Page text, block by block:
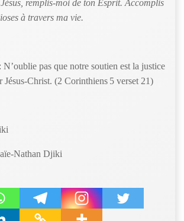
remplis-moi de ton Esprit. Accomplis
à travers ma vie.
pas que notre soutien est la justice
Jésus-Christ. (2 Corinthiens 5 verset 21)
Nathan Djiki